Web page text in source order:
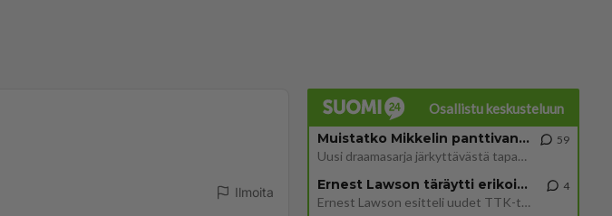
Ilmoita
Osallistu keskusteluun
Muistatko Mikkelin panttivankidraaman?
Uusi draamasarja järkyttävästä tapauksesta on tulossa. Tositapahtumiin perustuva sarja ammentaa vuoden 1986 Mikkelin pan
59
Ernest Lawson täräytti erikoisen heiton TTK-lehdistötilaisuudessa: " Onko tässä tarkoituksena...?"
Ernest Lawson esitteli uudet TTK-tähtioppilaat ja opettajat torstaina 6.8. lehdistölle. Tulevalla kaudella on yksi hausk
4